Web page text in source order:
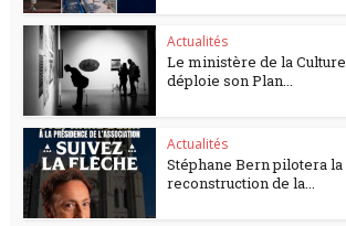
Actualités
Le ministère de la Culture
déploie son Plan...
Actualités
Stéphane Bern pilotera la
reconstruction de la...